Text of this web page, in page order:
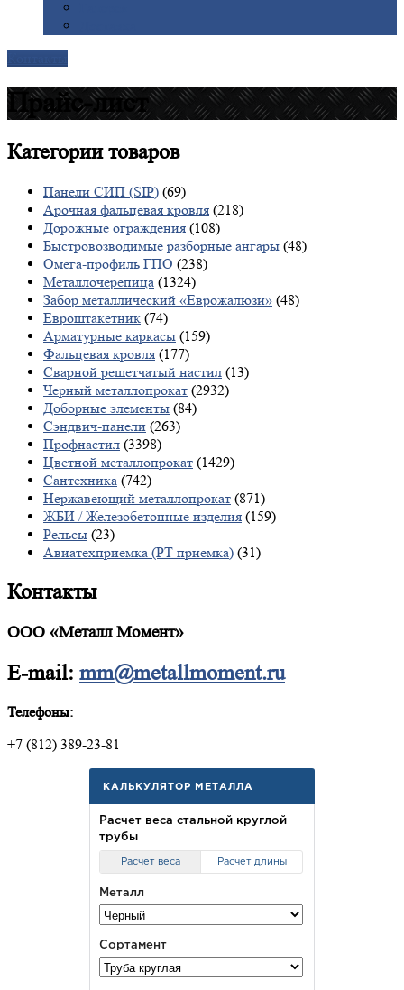
Прайс-лист
Категориитоваров
Панели СИП (SIP) (69)
Арочная фальцевая кровля (218)
Дорожные ограждения (108)
Быстровозводимые разборные ангары (48)
Омега-профиль ГПО (238)
Металлочерепица (1324)
Забор металлический «Еврожалюзи» (48)
Евроштакетник (74)
Арматурные каркасы (159)
Фальцевая кровля (177)
Сварной решетчатый настил (13)
Черный металлопрокат (2932)
Доборные элементы (84)
Сэндвич-панели (263)
Профнастил (3398)
Цветной металлопрокат (1429)
Сантехника (742)
Нержавеющий металлопрокат (871)
ЖБИ / Железобетонные изделия (159)
Рельсы (23)
Авиатехприемка (РТ приемка) (31)
Контакты
ООО «Металл Момент»
E-mail: mm@metallmoment.ru
Телефоны:
+7 (812) 389-23-81